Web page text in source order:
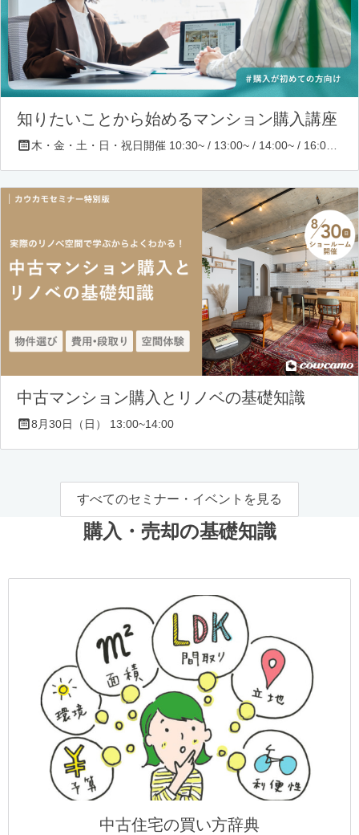
知りたいことから始めるマンション購入講座
中古マンション購入とリノベの基礎知識
8月30日（日） 13:00~14:00
すべてのセミナー・イベントを見る
購入・売却の基礎知識
中古住宅の買い方辞典